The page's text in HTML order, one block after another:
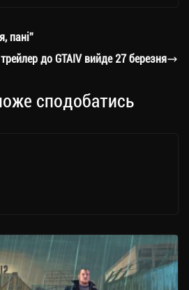
Li
nk ти
пані”
до GTAIV вийде 27 березня
сподобатись